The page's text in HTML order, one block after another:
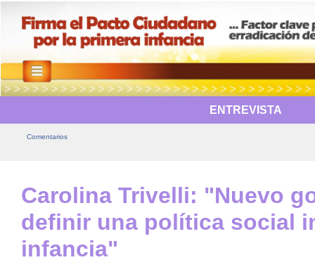
ENTREVISTA
Comentarios
Carolina Trivelli: "Nuevo
definir una política social
infancia"